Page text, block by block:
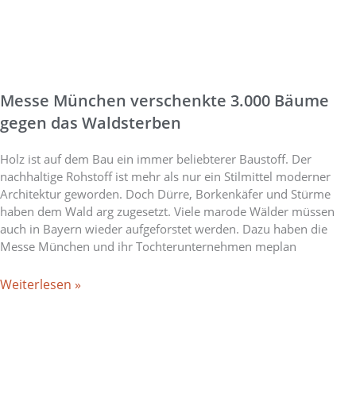
Messe München verschenkte 3.000 Bäume
gegen das Waldsterben
Holz ist auf dem Bau ein immer beliebterer Baustoff. Der
nachhaltige Rohstoff ist mehr als nur ein Stilmittel moderner
Architektur geworden. Doch Dürre, Borkenkäfer und Stürme
haben dem Wald arg zugesetzt. Viele marode Wälder müssen
auch in Bayern wieder aufgeforstet werden. Dazu haben die
Messe München und ihr Tochterunternehmen meplan
Weiterlesen »